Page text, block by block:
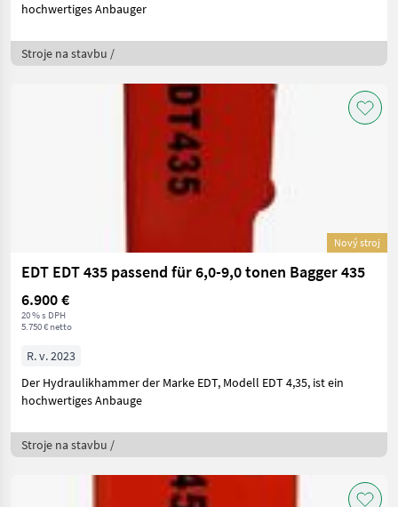
hochwertiges Anbauger
Stroje na stavbu /
Nový stroj
EDT EDT 435 passend für 6,0-9,0 tonen Bagger 435
6.900 €
20 % s DPH
5.750 € netto
R. v. 2023
Der Hydraulikhammer der Marke EDT, Modell EDT 4,35, ist ein
hochwertiges Anbauge
Stroje na stavbu /